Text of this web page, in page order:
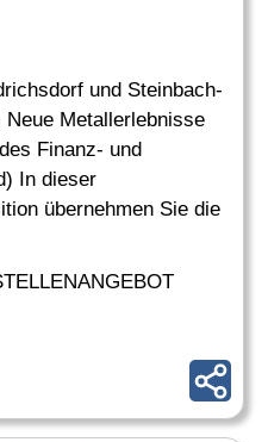
und Steinbach-
Neue Metallerlebnisse
Finanz- und
In dieser
übernehmen Sie die